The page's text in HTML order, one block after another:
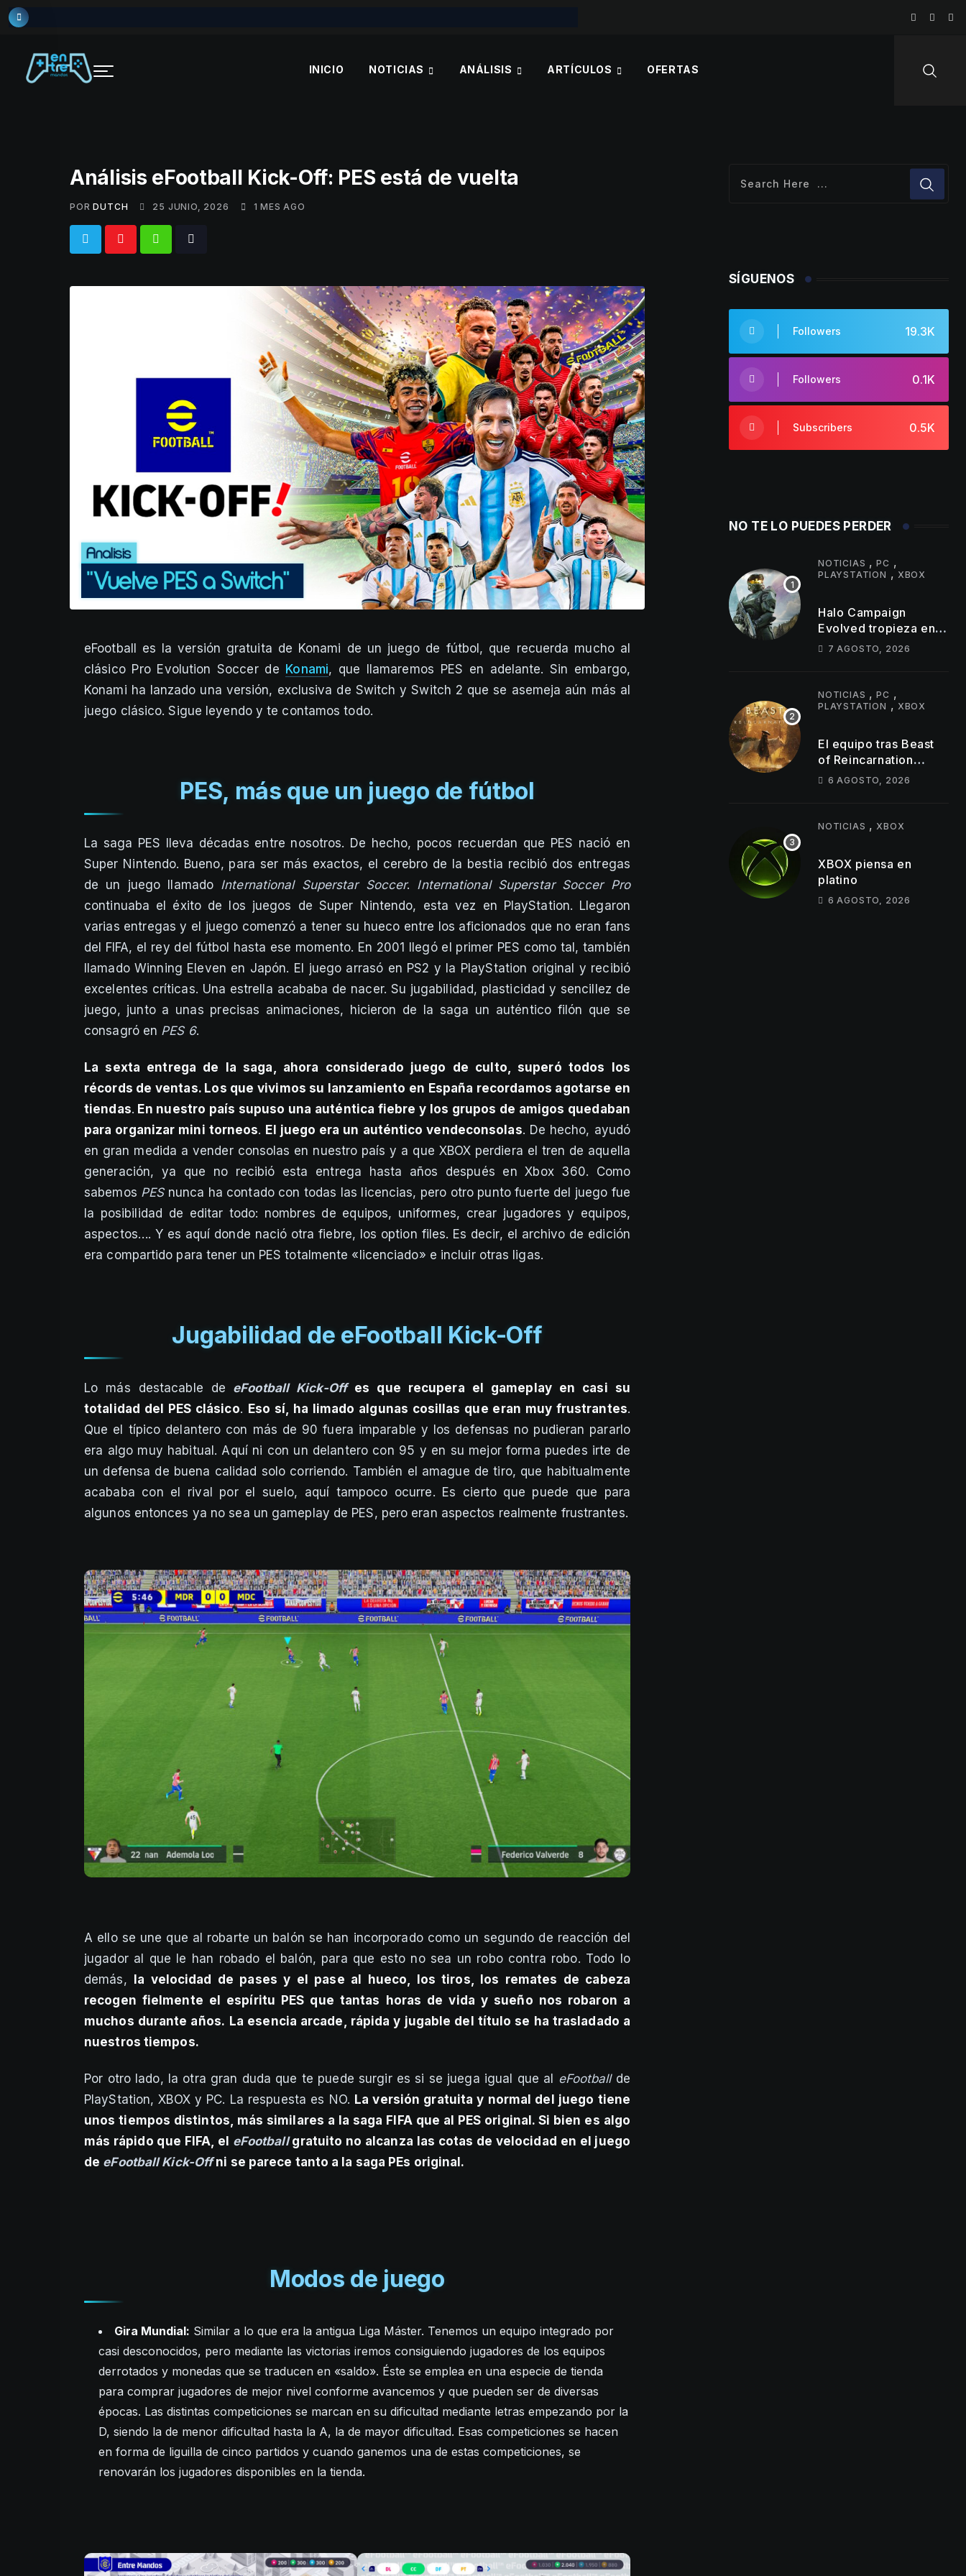
Skip
to
INICIO NOTICIAS ANÁLISIS ARTÍCULOS OFERTAS
Análisis eFootball Kick-Off: PES está de vuelta
POR DUTCH 25 JUNIO, 2026 1 MES AGO
WhatsappTiktok
eFootball es la versión gratuita de Konami de un juego de fútbol, que recuerda mucho al
clásico Pro Evolution Soccer de Konami, que llamaremos PES en adelante. Sin embargo,
Konami ha lanzado una versión, exclusiva de Switch y Switch 2 que se asemeja aún más al
juego clásico. Sigue leyendo y te contamos todo.
PES, más que un juego de fútbol
La saga PES lleva décadas entre nosotros. De hecho, pocos recuerdan que PES nació en
Super Nintendo. Bueno, para ser más exactos, el cerebro de la bestia recibió dos entregas
de un juego llamado International Superstar Soccer. International Superstar Soccer Pro
continuaba el éxito de los juegos de Super Nintendo, esta vez en PlayStation. Llegaron
varias entregas y el juego comenzó a tener su hueco entre los aficionados que no eran fans
del FIFA, el rey del fútbol hasta ese momento. En 2001 llegó el primer PES como tal, también
llamado Winning Eleven en Japón. El juego arrasó en PS2 y la PlayStation original y recibió
excelentes críticas. Una estrella acababa de nacer. Su jugabilidad, plasticidad y sencillez de
juego, junto a unas precisas animaciones, hicieron de la saga un auténtico filón que se
consagró en PES 6.
La sexta entrega de la saga, ahora considerado juego de culto, superó todos los
récords de ventas. Los que vivimos su lanzamiento en España recordamos agotarse en
tiendas. En nuestro país supuso una auténtica fiebre y los grupos de amigos quedaban
para organizar mini torneos. El juego era un auténtico vendeconsolas. De hecho, ayudó
en gran medida a vender consolas en nuestro país y a que XBOX perdiera el tren de aquella
generación, ya que no recibió esta entrega hasta años después en Xbox 360. Como
sabemos PESnunca ha contado con todas las licencias, pero otro punto fuerte del juego fue
la posibilidad de editar todo: nombres de equipos, uniformes, crear jugadores y equipos,
aspectos…. Y es aquí donde nació otra fiebre, los option files. Es decir, el archivo de edición
era compartido para tener un PES totalmente «licenciado» e incluir otras ligas.
Jugabilidad de eFootball Kick-Off
Lo más destacable de eFootball Kick-Offes que recupera el gameplay en casi su
totalidad del PES clásico. Eso sí, ha limado algunas cosillas que eran muy frustrantes.
Que el típico delantero con más de 90 fuera imparable y los defensas no pudieran pararlo
era algo muy habitual. Aquí ni con un delantero con 95 y en su mejor forma puedes irte de
un defensa de buena calidad solo corriendo. También el amague de tiro, que habitualmente
acababa con el rival por el suelo, aquí tampoco ocurre. Es cierto que puede que para
algunos entonces ya no sea un gameplay de PES, pero eran aspectos realmente frustrantes.
A ello se une que al robarte un balón se han incorporado como un segundo de reacción del
jugador al que le han robado el balón, para que esto no sea un robo contra robo. Todo lo
demás, la velocidad de pases y el pase al hueco, los tiros, los remates de cabeza
recogen fielmente el espíritu PES que tantas horas de vida y sueño nos robaron a
muchos durante años. La esencia arcade, rápida y jugable del título se ha trasladado a
nuestros tiempos.
Por otro lado, la otra gran duda que te puede surgir es si se juega igual que al eFootballde
PlayStation, XBOX y PC. La respuesta es NO. La versión gratuita y normal del juego tiene
unos tiempos distintos, más similares a la saga FIFA que al PES original. Si bien es algo
más rápido que FIFA, el eFootballgratuito no alcanza las cotas de velocidad en el juego
de eFootball Kick-Offni se parece tanto a la saga PEs original.
Modos de juego
Gira Mundial: Similar a lo que era la antigua Liga Máster. Tenemos un equipo integrado por
casi desconocidos, pero mediante las victorias iremos consiguiendo jugadores de los equipos
derrotados y monedas que se traducen en «saldo». Éste se emplea en una especie de tienda
para comprar jugadores de mejor nivel conforme avancemos y que pueden ser de diversas
épocas. Las distintas competiciones se marcan en su dificultad mediante letras empezando por la
D, siendo la de menor dificultad hasta la A, la de mayor dificultad. Esas competiciones se hacen
en forma de liguilla de cinco partidos y cuando ganemos una de estas competiciones, se
renovarán los jugadores disponibles en la tienda.
SÍGUENOS
19.3K
Followers
0.1K
Followers
0.5K
Subscribers
NO TE LO PUEDES PERDER
NOTICIAS ,PC ,
PLAYSTATION , XBOX
Halo Campaign
Evolved tropieza en
PlayStation y los
un lanzamiento muy
por debajo de lo
7 AGOSTO, 2026
NOTICIAS ,PC ,
PLAYSTATION , XBOX
El equipo tras Beast
of Reincarnation
anuncia mejoras en su
llegarán
6 AGOSTO, 2026
NOTICIAS ,XBOX
XBOX piensa en
platino
6 AGOSTO, 2026